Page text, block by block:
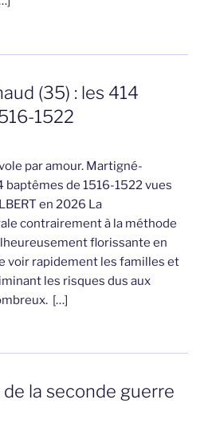
(35) : les 414
1522
par amour. Martigné-
baptêmes de 1516-1522 vues
en 2026 La
contrairement à la méthode
florissante en
voir rapidement les familles et
les risques dus aux
[…]
la seconde guerre